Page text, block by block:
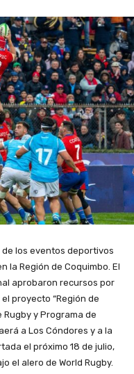
los eventos deportivos
la Región de Coquimbo. El
aprobaron recursos por
proyecto “Región de
y Programa de
a Los Cóndores y a la
el próximo 18 de julio,
el alero de World Rugby.